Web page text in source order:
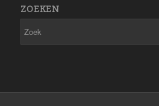
ZOEKEN